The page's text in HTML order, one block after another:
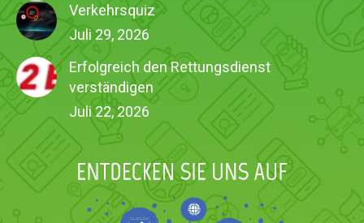
Verkehrsquiz
Juli 29, 2026
Erfolgreich den Rettungsdienst
verständigen
Juli 22, 2026